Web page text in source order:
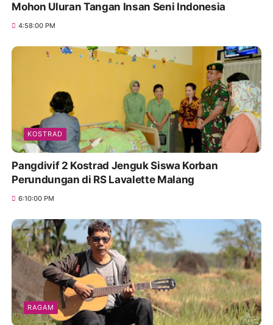
Mohon Uluran Tangan Insan Seni Indonesia
4:58:00 PM
KOSTRAD
Pangdivif 2 Kostrad Jenguk Siswa Korban
Perundungan di RS Lavalette Malang
6:10:00 PM
RAGAM